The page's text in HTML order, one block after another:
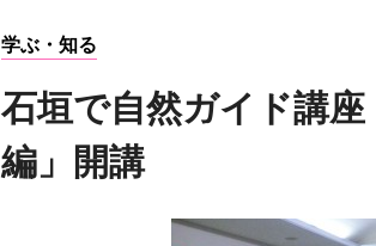
学ぶ・知る
石垣で自然ガイド講
編」開講